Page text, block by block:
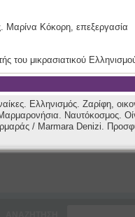
Μαρίνα Κόκορη, επεξεργασία
του μικρασιατικού
Ελληνισμός. Ζαρίφη,
Ναυτόκοσμος.
/ Marmara Denizi.